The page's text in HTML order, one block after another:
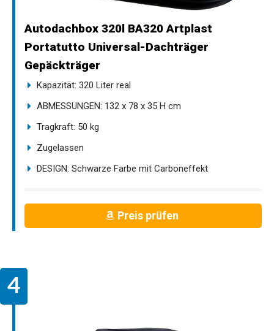
Autodachbox 320l BA320 Artplast
Portatutto Universal-Dachträger
Gepäckträger
Kapazität: 320 Liter real
ABMESSUNGEN: 132 x 78 x 35 H cm
Tragkraft: 50 kg
Zugelassen
DESIGN: Schwarze Farbe mit Carboneffekt
Preis prüfen